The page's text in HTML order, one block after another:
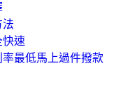
法
快速
最低馬上過件撥款